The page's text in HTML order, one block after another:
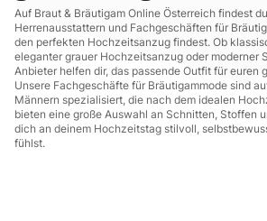
Auf Braut & Bräutigam Online Österreich findest
Herrenausstattern und Fachgeschäften für
den perfekten Hochzeitsanzug findest. Ob
eleganter grauer Hochzeitsanzug oder moderner
Anbieter helfen dir, das passende Outfit für euren
Unsere Fachgeschäfte für Bräutigammode sind
Männern spezialisiert, die nach dem idealen
bieten eine große Auswahl an Schnitten, Stoffen
dich an deinem Hochzeitstag stilvoll,
fühlst.